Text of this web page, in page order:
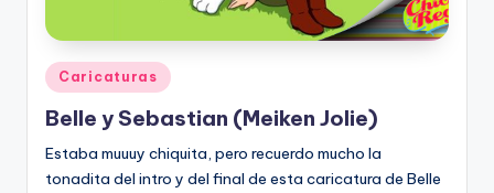
Posted
in
Caricaturas
Belle y Sebastian (Meiken Jolie)
Estaba muuuy chiquita, pero recuerdo mucho la
tonadita del intro y del final de esta caricatura de Belle